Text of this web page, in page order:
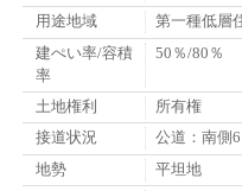
用途地域
第一種低層
建ぺい率/容積
率
50％/80％
土地権利
所有権
接道状況
公道：南側6
地勢
平坦地